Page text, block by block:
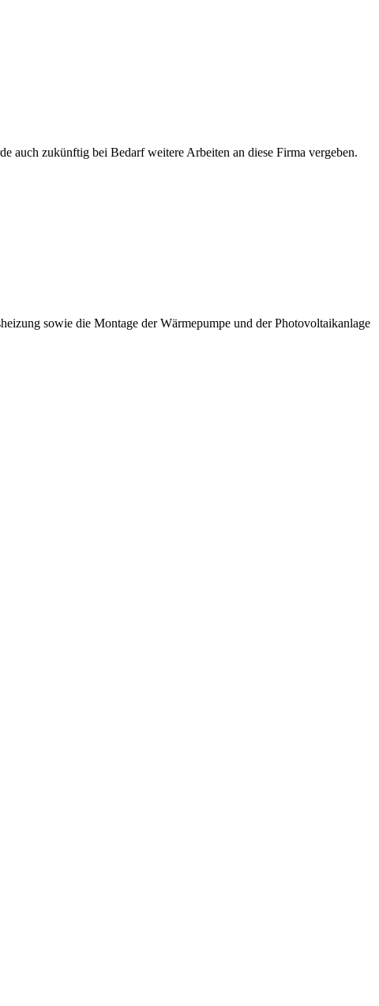
auch zukünftig bei Bedarf weitere Arbeiten an diese Firma vergeben.
sowie die Montage der Wärmepumpe und der Photovoltaikanlage